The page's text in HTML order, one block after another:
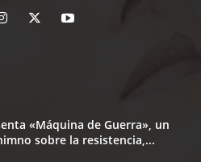
«Máquina de Guerra», un
sobre la resistencia,...